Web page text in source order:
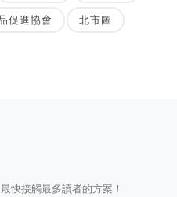
促進協會 北市圖
快接觸最多讀者的方案！